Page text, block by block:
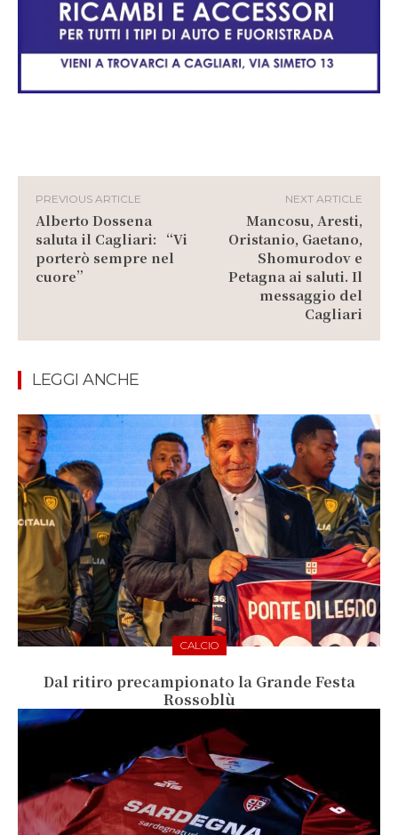
PREVIOUS ARTICLE
Alberto Dossena
saluta il Cagliari: “Vi
porterò sempre nel
cuore”
NEXT ARTICLE
Mancosu, Aresti,
Oristanio, Gaetano,
Shomurodov e
Petagna ai saluti. Il
messaggio del
Cagliari
LEGGI ANCHE
CALCIO
Dal ritiro precampionato la Grande Festa
Rossoblù